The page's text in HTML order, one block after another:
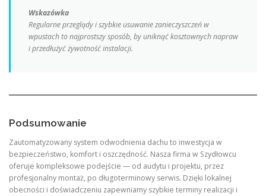
Wskazówka
Regularne przeglądy i szybkie usuwanie zanieczyszczeń w
wpustach to najprostszy sposób, by uniknąć kosztownych napraw
i przedłużyć żywotność instalacji.
Podsumowanie
Zautomatyzowany system odwodnienia dachu to inwestycja w
bezpieczeństwo, komfort i oszczędność. Nasza firma w Szydłowcu
oferuje kompleksowe podejście — od audytu i projektu, przez
profesjonalny montaż, po długoterminowy serwis. Dzięki lokalnej
obecności i doświadczeniu zapewniamy szybkie terminy realizacji i